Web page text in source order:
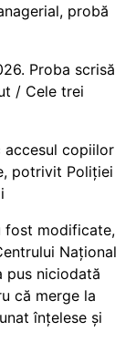
probă
Proba scrisă
/ Cele trei
accesul copiilor
potrivit Poliției
fost modificate,
Național
pus niciodată
că merge la
înțelese și